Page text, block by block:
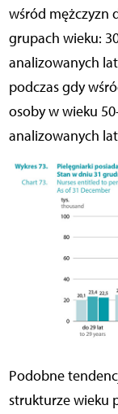
wśród mężczyzn
grupach wieku:
analizowanych
podczas gdy
osoby w wieku
analizowanych
Podobne
strukturze wieku